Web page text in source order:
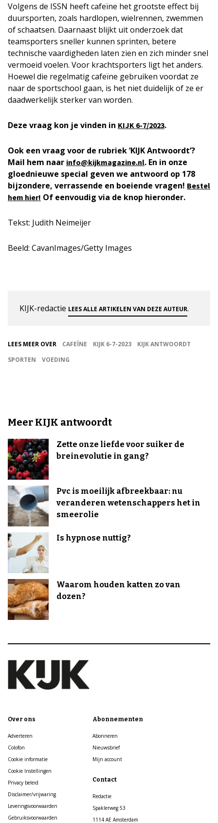
Volgens de ISSN heeft cafeïne het grootste effect bij
duursporten, zoals hardlopen, wielrennen, zwemmen
of schaatsen. Daarnaast blijkt uit onderzoek dat
teamsporters sneller kunnen sprinten, betere
technische vaardigheden laten zien en zich minder snel
vermoeid voelen. Voor krachtsporters ligt het anders.
Hoewel die regelmatig cafeïne gebruiken voordat ze
naar de sportschool gaan, is het niet duidelijk of ze er
daadwerkelijk sterker van worden.
Deze vraag kon je vinden in KIJK 6-7/2023.
Ook een vraag voor de rubriek ‘KIJK Antwoordt’?
Mail hem naar info@kijkmagazine.nl. En in onze
gloednieuwe special geven we antwoord op 178
bijzondere, verrassende en boeiende vragen! Bestel
hem hier! Of eenvoudig via de knop hieronder.
Tekst: Judith Neimeijer
Beeld: CavanImages/Getty Images
KIJK-redactie LEES ALLE ARTIKELEN VAN DEZE AUTEUR.
LEES MEER OVER CAFEÏNE KIJK 6-7-2023
KIJK ANTWOORDT
SPORTEN
VOEDING
Meer KIJK antwoordt
Zette onze liefde voor suiker de
breinevolutie in gang?
Pvc is moeilijk afbreekbaar: nu
veranderen wetenschappers het in
smeerolie
Is hypnose nuttig?
Waarom houden katten zo van
dozen?
Over ons
Adverteren
Colofon
Cookie informatie
Cookie Instellingen
Privacy beleid
Disclaimer/vrijwaring
Leveringsvoorwaarden
Gebruiksvoorwaarden
Abonnementen
Abonneren
Nieuwsbrief
Mijn account
Contact
Redactie
Spaklerweg 53
1114 AE Amsterdam